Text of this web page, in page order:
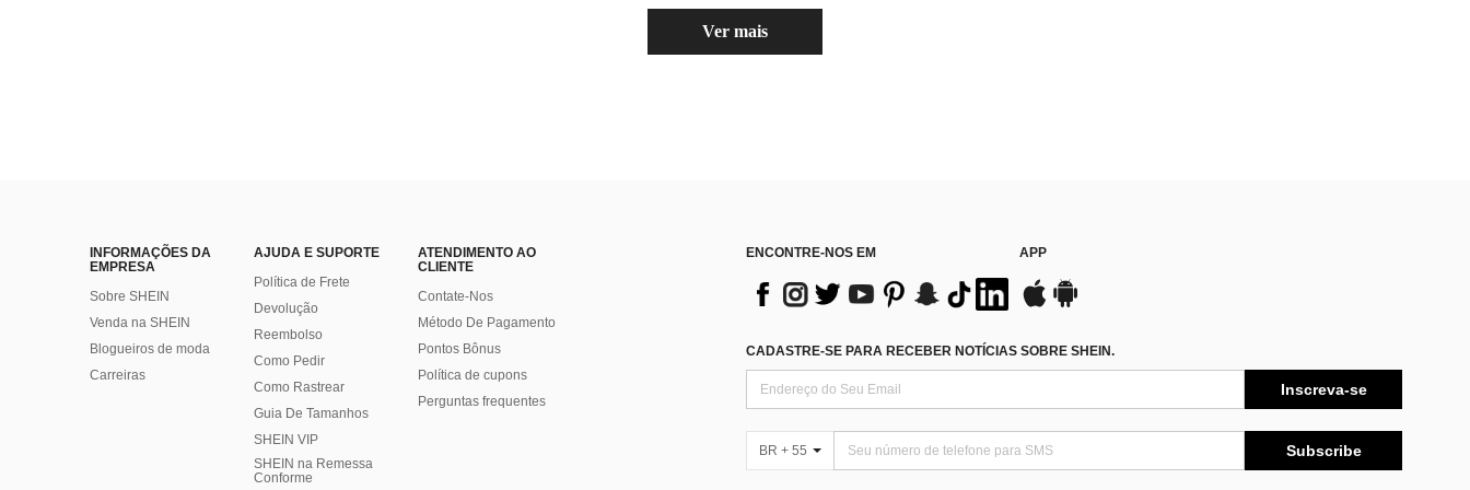
Ver mais
INFORMAÇÕES DA
EMPRESA
Sobre SHEIN
Venda na SHEIN
Blogueiros de moda
Carreiras
AJUDA E SUPORTE
Política de Frete
Devolução
Reembolso
Como Pedir
Como Rastrear
Guia De Tamanhos
SHEIN VIP
SHEIN na Remessa
Conforme
ATENDIMENTO AO
CLIENTE
Contate-Nos
Método De Pagamento
Pontos Bônus
Política de cupons
Perguntas frequentes
ENCONTRE-NOS EM APP
CADASTRE-SE PARA RECEBER NOTÍCIAS SOBRE SHEIN.
Inscreva-se
BR + 55 Subscribe